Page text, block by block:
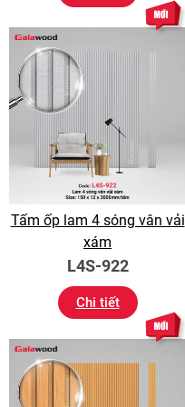
Tấm ốp lam 4 sóng vân vải
xám
L4S-922
Chi tiết